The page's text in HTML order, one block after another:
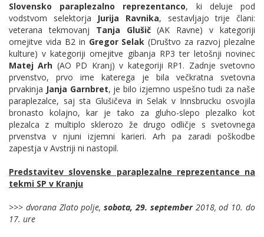
Slovensko paraplezalno reprezentanco, ki deluje pod
vodstvom selektorja Jurija Ravnika, sestavljajo trije člani:
veterana tekmovanj Tanja Glušič (AK Ravne)v kategoriji
omejitve vida B2 in Gregor Selak (Društvo za razvoj plezalne
kulture)v kategoriji omejitve gibanja RP3 ter letošnji novinec
Matej Arh (AO PD Kranj) v kategoriji RP1. Zadnje svetovno
prvenstvo, prvo ime katerega je bila večkratna svetovna
prvakinja Janja Garnbret, je bilo izjemno uspešno tudi za naše
paraplezalce, saj sta Glušičeva in Selak v Innsbrucku osvojila
bronasto kolajno, kar je tako za gluho-slepo plezalko kot
plezalca z multiplo sklerozo že drugo odličje s svetovnega
prvenstva v njuni izjemni karieri. Arh pa zaradi poškodbe
zapestja v Avstriji ni nastopil.
Predstavitev slovenske paraplezalne reprezentance na
tekmi SP v Kranju
>>> dvorana Zlato polje,sobota, 29. september2018, od 10. do
17. ure